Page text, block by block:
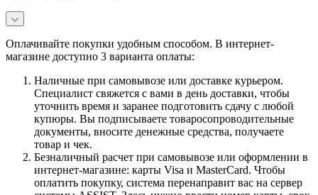
Оплачивайте покупки удобным способом. В интернет-
магазине доступно 3 варианта оплаты:
Наличные при самовывозе или доставке курьером.
Специалист свяжется с вами в день доставки, чтобы
уточнить время и заранее подготовить сдачу с любой
купюры. Вы подписываете товаросопроводительные
документы, вносите денежные средства, получаете
товар и чек.
Безналичный расчет при самовывозе или оформлении в
интернет-магазине: карты Visa и MasterCard. Чтобы
оплатить покупку, система перенаправит вас на сервер